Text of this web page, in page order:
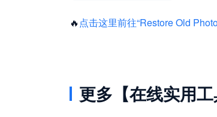
🔥 点击这里前往“Restore Old
更多【在线实用工